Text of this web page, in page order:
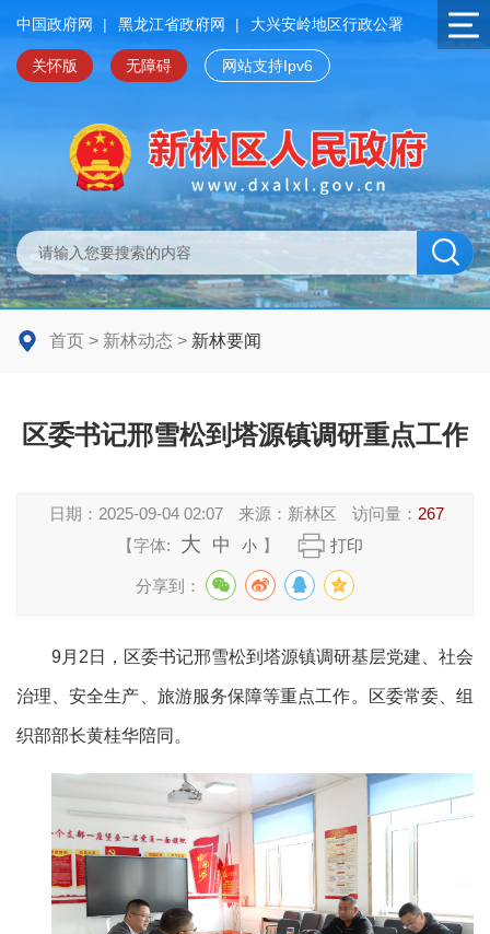
中国政府网 | 黑龙江省政府网 | 大兴安岭地区行政公署
关怀版 无障碍 网站支持Ipv6
首页 > 新林动态 > 新林要闻
区委书记邢雪松到塔源镇调研重点工作
日期： 2025-09-04 02:07 来源： 新林区 访问量： 267
【字体:
大 中 小 】 打印
分享到：
9月2日，区委书记邢雪松到塔源镇调研基层党建、社会
治理、安全生产、旅游服务保障等重点工作。区委常委、组
织部部长黄桂华陪同。